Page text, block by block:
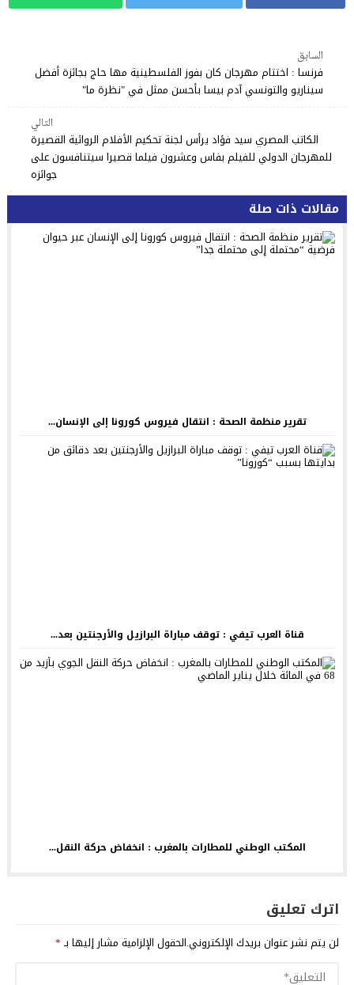
السابق
فرنسا : اختتام مهرجان كان بفوز الفلسطينية مها حاج بجائزة أفضل
سيناريو والتونسي آدم بيسا بأحسن ممثل في "نظرة ما"
التالي
الكاتب المصري سيد فؤاد يرأس لجنة تحكيم الأفلام الروائية القصيرة
للمهرجان الدولي للفيلم بفاس وعشرون فيلما قصيرا سيتنافسون على
جوائزه
مقالات ذات صلة
تقرير منظمة الصحة : انتقال فيروس كورونا إلى الإنسان...
قناة العرب تيفي : توقف مباراة البرازيل والأرجنتين بعد...
المكتب الوطني للمطارات بالمغرب : انخفاض حركة النقل...
اترك تعليق
لن يتم نشر عنوان بريدك الإلكتروني.الحقول الإلزامية مشار إليها بـ*